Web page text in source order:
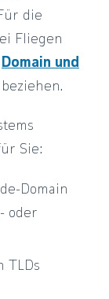
die
Fliegen
Domain und
Sie:
Domain
oder
TLDs